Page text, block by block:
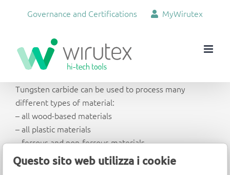
Questo sito web utilizza i cookie
Governance and Certifications MyWirutex
Tungsten carbide can be used to process many
different types of material:
– all wood-based materials
– all plastic materials
– ferrous and non-ferrous materials